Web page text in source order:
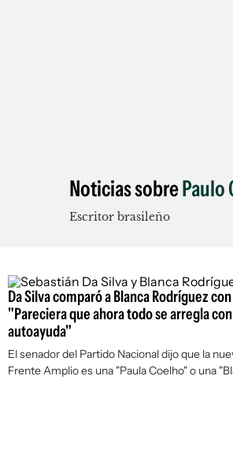
Noticias sobrePaulo
Escritor brasileño
Da Silva comparó a Blanca Rodríguez
"Pareciera que ahora todo se arregla
autoayuda"
El senador del Partido Nacional dijo que la
Frente Amplio es una "Paula Coelho" o una